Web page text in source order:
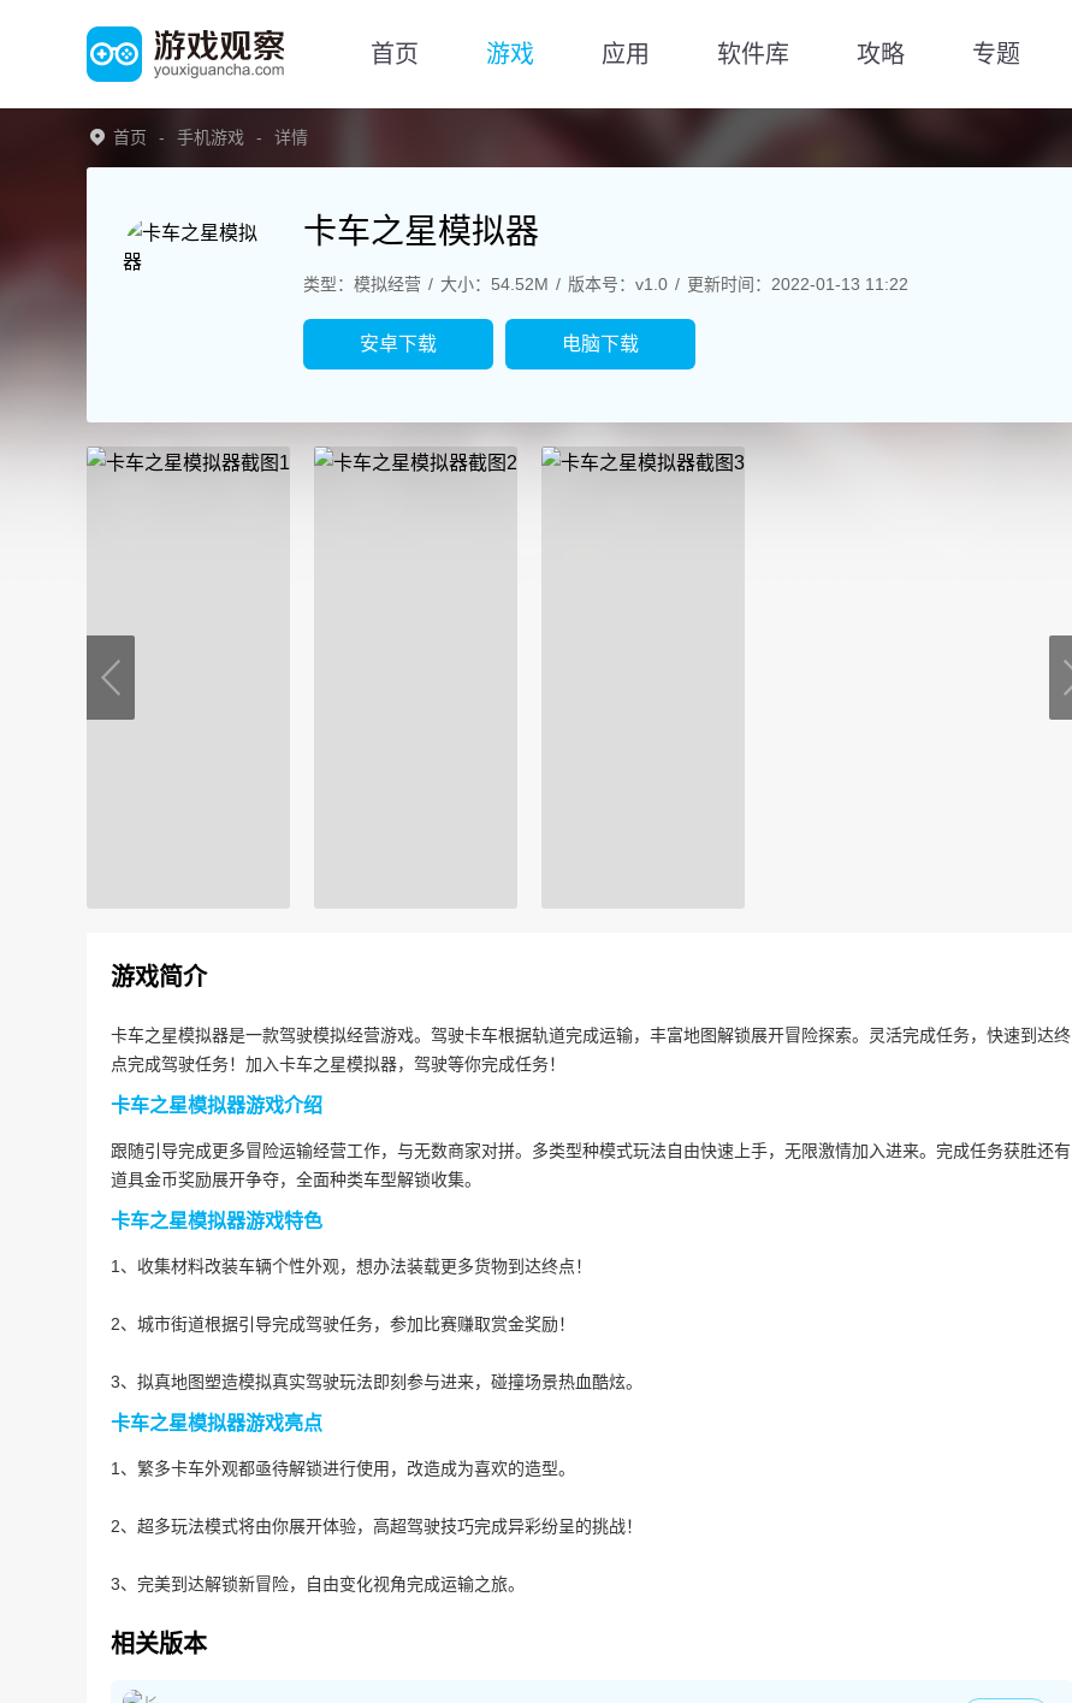
首页 游戏 应用 软件库 攻略 专题
首页 手机游戏 详情
卡车之星模拟器
类型：模拟经营 大小：54.52M 版本号：v1.0 更新时间：2022-01-13 11:22
安卓下载 电脑下载
游戏简介
卡车之星模拟器是一款驾驶模拟经营游戏。驾驶卡车根据轨道完成运输，丰富地图解锁展开冒险探索。灵活完成任务，快速到达终
点完成驾驶任务！加入卡车之星模拟器，驾驶等你完成任务！
卡车之星模拟器游戏介绍
跟随引导完成更多冒险运输经营工作，与无数商家对拼。多类型种模式玩法自由快速上手，无限激情加入进来。完成任务获胜还有
道具金币奖励展开争夺，全面种类车型解锁收集。
卡车之星模拟器游戏特色
1、收集材料改装车辆个性外观，想办法装载更多货物到达终点！
2、城市街道根据引导完成驾驶任务，参加比赛赚取赏金奖励！
3、拟真地图塑造模拟真实驾驶玩法即刻参与进来，碰撞场景热血酷炫。
卡车之星模拟器游戏亮点
1、繁多卡车外观都亟待解锁进行使用，改造成为喜欢的造型。
2、超多玩法模式将由你展开体验，高超驾驶技巧完成异彩纷呈的挑战！
3、完美到达解锁新冒险，自由变化视角完成运输之旅。
相关版本